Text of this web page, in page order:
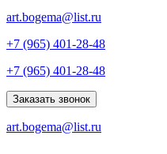
art.bogema@list.ru
+7 (965) 401-28-48
+7 (965) 401-28-48
Заказать звонок
art.bogema@list.ru